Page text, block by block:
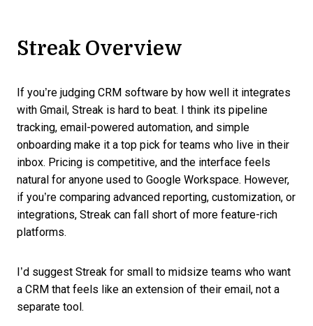
Streak Overview
If you’re judging CRM software by how well it integrates
with Gmail, Streak is hard to beat. I think its pipeline
tracking, email-powered automation, and simple
onboarding make it a top pick for teams who live in their
inbox. Pricing is competitive, and the interface feels
natural for anyone used to Google Workspace. However,
if you’re comparing advanced reporting, customization, or
integrations, Streak can fall short of more feature-rich
platforms.
I’d suggest Streak for small to midsize teams who want
a CRM that feels like an extension of their email, not a
separate tool.